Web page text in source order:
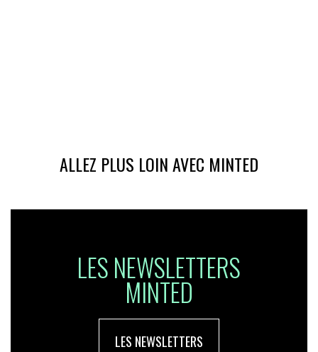
ALLEZ PLUS LOIN AVEC MINTED
LES NEWSLETTERS
MINTED
LES NEWSLETTERS